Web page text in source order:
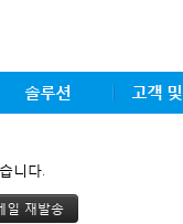
솔루션 고객
니다.